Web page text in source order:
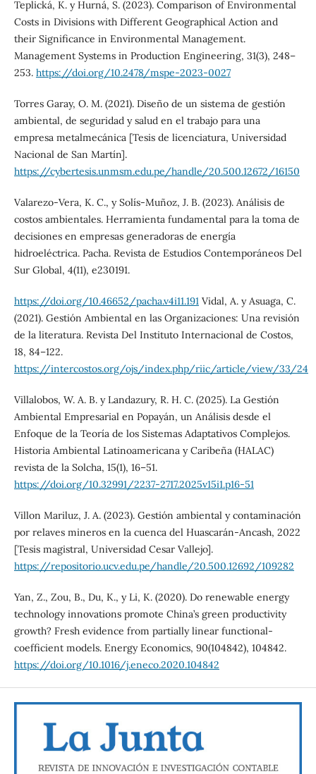
Teplická, K. y Hurná, S. (2023). Comparison of Environmental
Costs in Divisions with Different Geographical Action and
their Significance in Environmental Management.
Management Systems in Production Engineering, 31(3), 248–
253. https://doi.org/10.2478/mspe-2023-0027
Torres Garay, O. M. (2021). Diseño de un sistema de gestión
ambiental, de seguridad y salud en el trabajo para una
empresa metalmecánica [Tesis de licenciatura, Universidad
Nacional de San Martín].
https://cybertesis.unmsm.edu.pe/handle/20.500.12672/16150
Valarezo-Vera, K. C., y Solís-Muñoz, J. B. (2023). Análisis de
costos ambientales. Herramienta fundamental para la toma de
decisiones en empresas generadoras de energía
hidroeléctrica. Pacha. Revista de Estudios Contemporáneos Del
Sur Global, 4(11), e230191.
https://doi.org/10.46652/pacha.v4i11.191Vidal, A. y Asuaga, C.
(2021). Gestión Ambiental en las Organizaciones: Una revisión
de la literatura. Revista Del Instituto Internacional de Costos,
18, 84–122.
https://intercostos.org/ojs/index.php/riic/article/view/33/24
Villalobos, W. A. B. y Landazury, R. H. C. (2025). La Gestión
Ambiental Empresarial en Popayán, un Análisis desde el
Enfoque de la Teoría de los Sistemas Adaptativos Complejos.
Historia Ambiental Latinoamericana y Caribeña (HALAC)
revista de la Solcha, 15(1), 16–51.
https://doi.org/10.32991/2237-2717.2025v15i1.p16-51
Villon Mariluz, J. A. (2023). Gestión ambiental y contaminación
por relaves mineros en la cuenca del Huascarán-Ancash, 2022
[Tesis magistral, Universidad Cesar Vallejo].
https://repositorio.ucv.edu.pe/handle/20.500.12692/109282
Yan, Z., Zou, B., Du, K., y Li, K. (2020). Do renewable energy
technology innovations promote China’s green productivity
growth? Fresh evidence from partially linear functional-
coefficient models. Energy Economics, 90(104842), 104842.
https://doi.org/10.1016/j.eneco.2020.104842